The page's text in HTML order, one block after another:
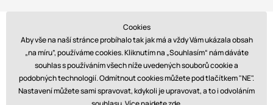
Platby:
Cookies
Aby vše na naší stránce probíhalo tak jak má a vždy Vám ukázala obsah
„na míru”, používáme cookies. Kliknutím na „Souhlasím“ nám dáváte
souhlas s používáním všech níže uvedených souborů cookie a
podobných technologií. Odmítnout cookies můžete pod tlačítkem "NE".
Nastavení můžete sami spravovat, kdykoli je upravovat, a to i odvoláním